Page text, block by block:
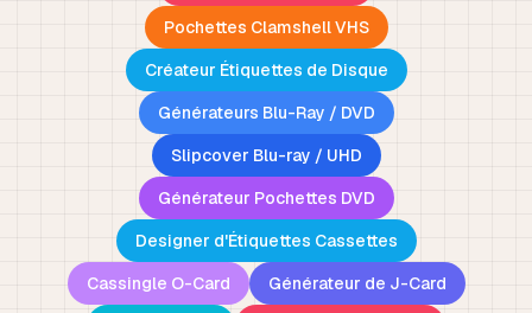
Pochettes Clamshell VHS
Créateur Étiquettes de Disque
Générateurs Blu-Ray / DVD
Slipcover Blu-ray / UHD
Générateur Pochettes DVD
Designer d'Étiquettes Cassettes
Cassingle O-Card
Générateur de J-Card